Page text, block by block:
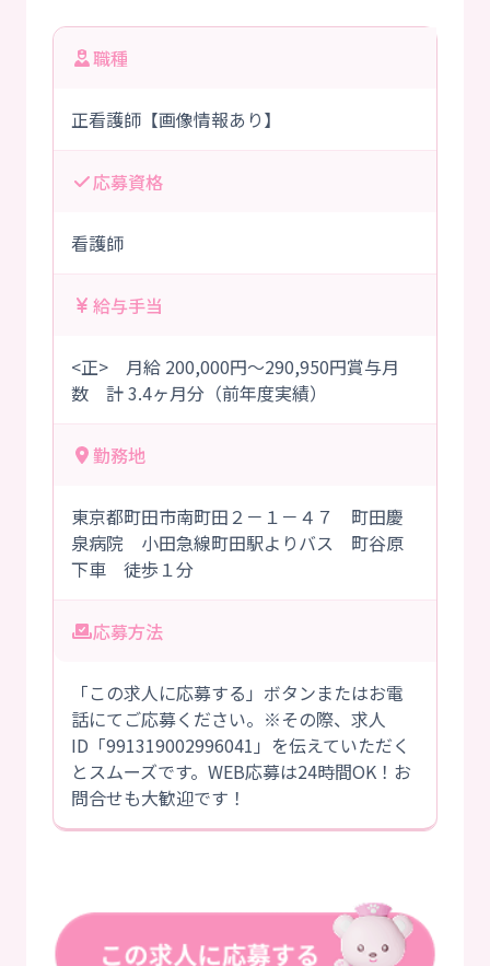
職種
正看護師【画像情報あり】
応募資格
看護師
給与手当
<正> 月給 200,000円～290,950円賞与月
数 計 3.4ヶ月分（前年度実績）
勤務地
東京都町田市南町田２－１－４７ 町田慶
泉病院 小田急線町田駅よりバス 町谷原
下車 徒歩１分
応募方法
「この求人に応募する」ボタンまたはお電
話にてご応募ください。※その際、求人
ID「991319002996041」を伝えていただく
とスムーズです。WEB応募は24時間OK！お
問合せも大歓迎です！